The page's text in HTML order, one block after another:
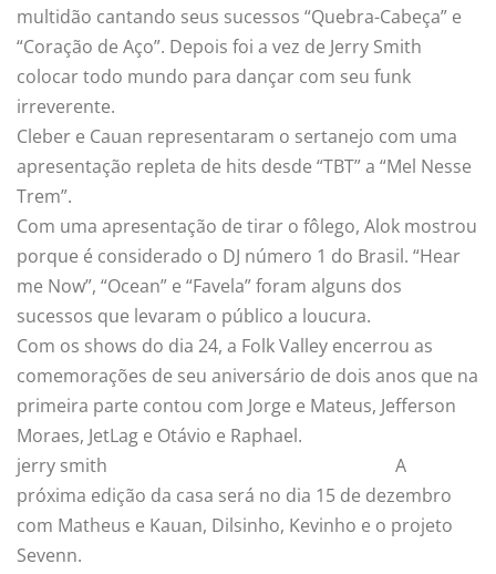
multidão cantando seus sucessos “Quebra-Cabeça” e
“Coração de Aço”. Depois foi a vez de Jerry Smith
colocar todo mundo para dançar com seu funk
irreverente.
Cleber e Cauan representaram o sertanejo com uma
apresentação repleta de hits desde “TBT” a “Mel Nesse
Trem”.
Com uma apresentação de tirar o fôlego, Alok mostrou
porque é considerado o DJ número 1 do Brasil. “Hear
me Now”, “Ocean” e “Favela” foram alguns dos
sucessos que levaram o público a loucura.
Com os shows do dia 24, a Folk Valley encerrou as
comemorações de seu aniversário de dois anos que na
primeira parte contou com Jorge e Mateus, Jefferson
Moraes, JetLag e Otávio e Raphael.
jerry smith
A
próxima edição da casa será no dia 15 de dezembro
com Matheus e Kauan, Dilsinho, Kevinho e o projeto
Sevenn.